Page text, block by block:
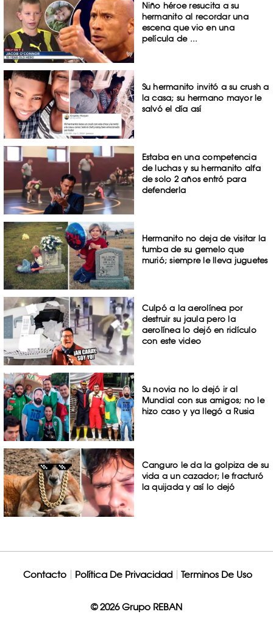
Niño héroe resucita a su
hermanito al recordar una
escena que vio en una
película de ...
Su hermanito invitó a su crush a
la casa; su hermano mayor le
salvó el día así
Estaba en una competencia
de luchas y su hermanito alfa
de solo 2 años entró para
defenderla
Hermanito no deja de visitar la
tumba de su gemelo que
murió; siempre le lleva juguetes
Culpó a la aerolínea por
destruir su jaula pero la
aerolínea lo dejó en ridículo
con este video
Su novia no lo dejó ir al
Mundial con sus amigos; no le
hizo caso y ya llegó a Rusia
Canguro le da la golpiza de su
vida a un cazador; le fracturó
la quijada y así lo dejó
Contacto Política De Privacidad Terminos De Uso
© 2026 Grupo REBAN